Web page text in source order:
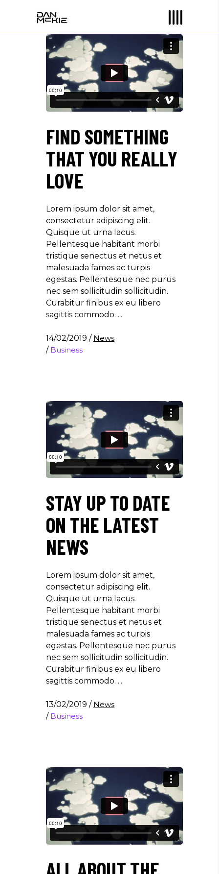
FIND SOMETHING
THAT YOU REALLY
LOVE
Lorem ipsum dolor sit amet,
consectetur adipiscing elit.
Quisque ut urna lacus.
Pellentesque habitant morbi
tristique senectus et netus et
malesuada fames ac turpis
egestas. Pellentesque nec purus
nec sem sollicitudin sollicitudin.
Curabitur finibus ex eu libero
sagittis commodo.
14/02/2019 / News
/ Business
STAY UP TO DATE
ON THE LATEST
NEWS
Lorem ipsum dolor sit amet,
consectetur adipiscing elit.
Quisque ut urna lacus.
Pellentesque habitant morbi
tristique senectus et netus et
malesuada fames ac turpis
egestas. Pellentesque nec purus
nec sem sollicitudin sollicitudin.
Curabitur finibus ex eu libero
sagittis commodo.
13/02/2019 / News
/ Business
ALL ABOUT THE